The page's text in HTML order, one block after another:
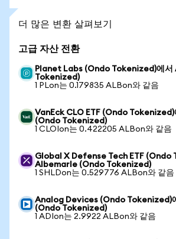
더 많은 변환 살펴보기
고급 자산 전환
Planet Labs (Ondo Tokenized)에
Tokenized)
1 PLon는 0.179835 ALBon와 같음
VanEck CLO ETF (Ondo
(Ondo Tokenized)
1 CLOIon는 0.422205 ALBon와 같음
Global X Defense Tech ETF (Ondo
Albemarle (Ondo Tokenized)
1 SHLDon는 0.529776 ALBon와 같음
Analog Devices (Ondo Tokenized)
(Ondo Tokenized)
1 ADIon는 2.9922 ALBon와 같음